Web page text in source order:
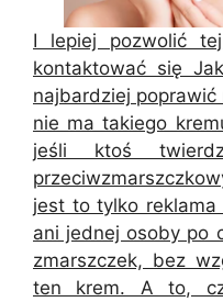
I lepiej pozwolić
kontaktować się
najbardziej
nie ma takiego
jeśli ktoś
jest to tylko
ani jednej osoby po
zmarszczek, bez
ten krem. A to,